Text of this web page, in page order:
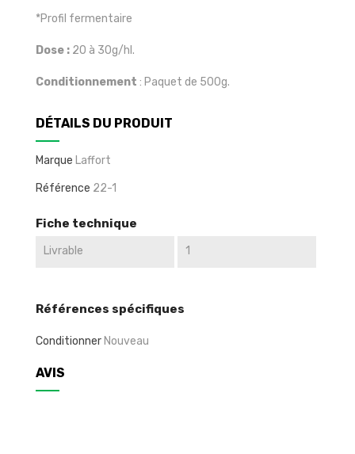
*Profil fermentaire
Dose : 20 à 30g/hl.
Conditionnement : Paquet de 500g.
DÉTAILS DU PRODUIT
Marque Laffort
Référence 22-1
Fiche technique
Livrable 1
Références spécifiques
Conditionner Nouveau
AVIS